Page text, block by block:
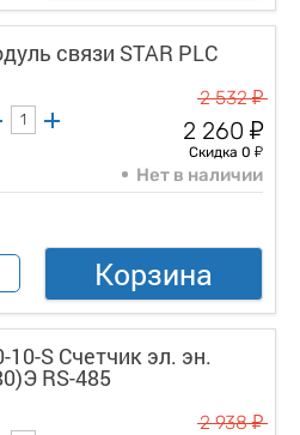
связи STAR PLC
2 532у
2 260 у
Скидка 0 у
Нет в наличии
Корзина
10-S Счетчик эл. эн.
RS-485
2 938у